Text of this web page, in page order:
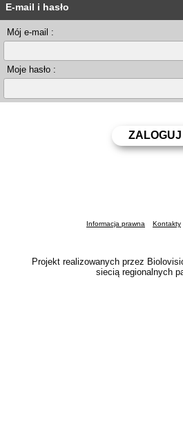
E-mail i hasło
Mój e-mail :
Moje hasło :
Informacja prawna Kontakty
Projekt realizowanych przez
siecią regionalnych